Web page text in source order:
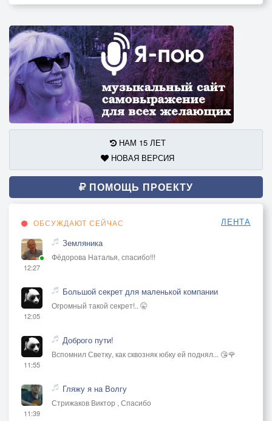
НАМ 15 ЛЕТ
НОВАЯ ВЕРСИЯ
ПОМОЩЬ ПРОЕКТУ
ОБСУЖДАЮТ СЕЙЧАС ЛЕНТА
12:27
Земляника
Фёдорова Наталья, спасибо!!!
12:05
Большой секрет для маленькой компании
Огромный такой секрет!.. 🤫
11:55
Доброго пути!
Вспомнил Светку, как сквозняк юбку ей поднял... 😘🌹
11:39
Гляжу я на Волгу
Стрижаков Виктор , Спасибо